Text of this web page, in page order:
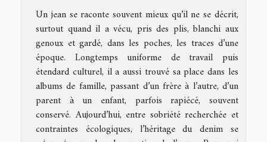
Un jean se raconte souvent mieux qu’il ne se décrit,
surtout quand il a vécu, pris des plis, blanchi aux
genoux et gardé, dans les poches, les traces d’une
époque. Longtemps uniforme de travail puis
étendard culturel, il a aussi trouvé sa place dans les
albums de famille, passant d’un frère à l’autre, d’un
parent à un enfant, parfois rapiécé, souvent
conservé. Aujourd’hui, entre sobriété recherchée et
contraintes écologiques, l’héritage du denim se